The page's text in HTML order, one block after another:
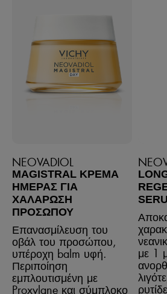
NEOVADIOL
MAGISTRAL ΚΡΈΜΑ
ΗΜΈΡΑΣ ΓΙΑ
ΧΑΛΆΡΩΣΗ
ΠΡΟΣΏΠΟΥ
Επανασμίλευση του
οβάλ του προσώπου,
υπέροχη balm υφή.
Περιποίηση
εμπλουτισμένη με
Proxylane και σύμπλοκο
με 1